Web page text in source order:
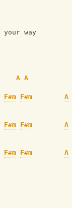
way
A A
F#m F#m
A
F#m F#m
A
F#m F#m
A